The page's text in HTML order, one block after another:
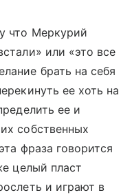
что Меркурий
или «это все
брать на себя
ее хоть на
ее и
собственных
фраза говорится
целый пласт
и играют в